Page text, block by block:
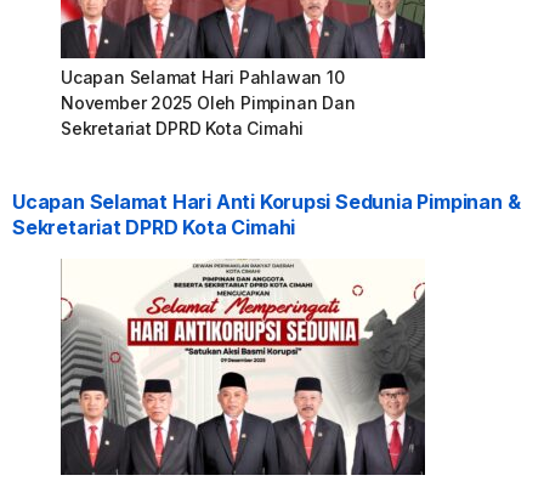
Ucapan Selamat Hari Pahlawan 10
November 2025 Oleh Pimpinan Dan
Sekretariat DPRD Kota Cimahi
Ucapan Selamat Hari Anti Korupsi Sedunia Pimpinan &
Sekretariat DPRD Kota Cimahi